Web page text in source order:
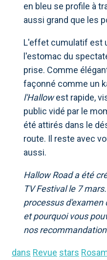
en bleu se profile à
aussi grand que les
L'effet cumulatif est
l'estomac du
prise. Comme
façonné comme un
l'Hallowest rapide,
public vidé par le
été attirés dans le
route. Il reste avec
aussi.
Hallow Road a été
TV Festival le 7 mars.
processus d'examen
et pourquoi vous
nos
dans Revue stars